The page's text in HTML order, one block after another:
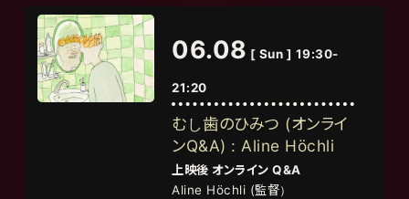
06.08 [ Sun ] 19:30-
21:20
むし歯のひみつ (オンライ
ンQ&A) : Aline Höchli
上映後 オンライン Q&A
Aline Höchli (監督）